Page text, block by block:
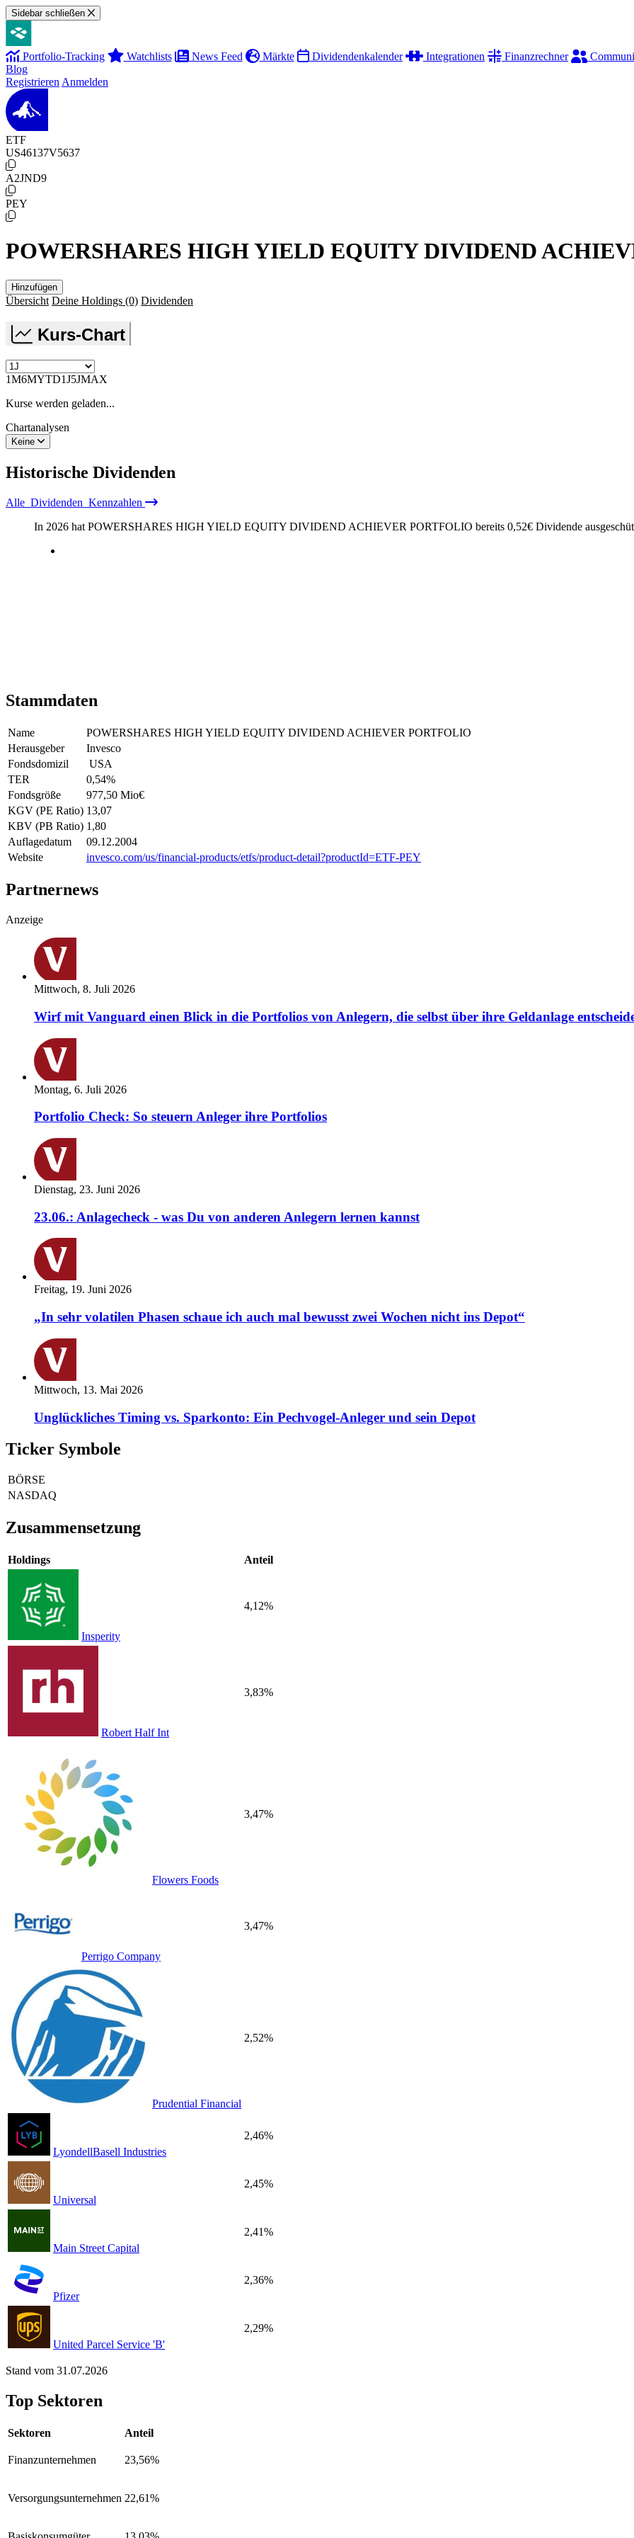
Sidebar schließen
Portfolio-Tracking Watchlists News Feed Märkte Dividendenkalender Integrationen Finanzrechner
Blog
Registrieren Anmelden
ETF
US46137V5637
A2JND9
PEY
POWERSHARES HIGH YIELD EQUITY DIVIDEND
Hinzufügen
Übersicht Deine Holdings (0) Dividenden
Kurs-Chart
1M6MYTD1J5JMAX
Kurse werden geladen...
Chartanalysen
Keine
Historische Dividenden
Alle Dividenden Kennzahlen
In 2026 hat POWERSHARES HIGH YIELD EQUITY DIVIDEND ACHIEVER PORTFOLIO bereits 0,52€ Dividende
Stammdaten
Name
POWERSHARES HIGH YIELD EQUITY DIVIDEND ACHIEVER PORTFOLIO
Herausgeber
Invesco
Fondsdomizil
USA
TER
0,54%
Fondsgröße
977,50 Mio€
KGV (PE Ratio) 13,07
KBV (PB Ratio) 1,80
Auflagedatum
09.12.2004
Website
invesco.com/us/financial-products/etfs/product-detail?productId=ETF-PEY
Partnernews
Anzeige
Mittwoch, 8. Juli 2026
Wirf mit Vanguard einen Blick in die Portfolios von Anlegern, die selbst über ihre Geldanlage
Montag, 6. Juli 2026
Portfolio Check: So steuern Anleger ihre Portfolios
Dienstag, 23. Juni 2026
23.06.: Anlagecheck - was Du von anderen Anlegern lernen kannst
Freitag, 19. Juni 2026
„In sehr volatilen Phasen schaue ich auch mal bewusst zwei Wochen nicht ins Depot“
Mittwoch, 13. Mai 2026
Unglückliches Timing vs. Sparkonto: Ein Pechvogel-Anleger und sein Depot
Ticker Symbole
BÖRSE
NASDAQ
Zusammensetzung
Holdings Anteil
Insperity
4,12%
Robert Half Int
3,83%
Flowers Foods
3,47%
Perrigo Company
3,47%
Prudential Financial
2,52%
LyondellBasell Industries
2,46%
Universal
2,45%
Main Street Capital
2,41%
Pfizer
2,36%
United Parcel Service 'B'
2,29%
Stand vom 31.07.2026
Top Sektoren
Sektoren Anteil
Finanzunternehmen 23,56%
Versorgungsunternehmen 22,61%